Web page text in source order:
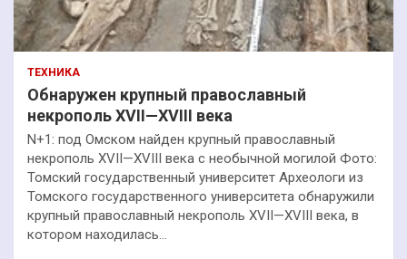
ТЕХНИКА
Обнаружен крупный православный
некрополь XVII—XVIII века
N+1: под Омском найден крупный православный
некрополь XVII—XVIII века с необычной могилой Фото:
Томский государственный университет Археологи из
Томского государственного университета обнаружили
крупный православный некрополь XVII—XVIII века, в
котором находилась…